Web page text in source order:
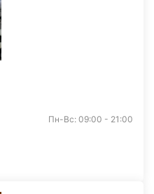
Пн-Вс: 09:00 - 21:00